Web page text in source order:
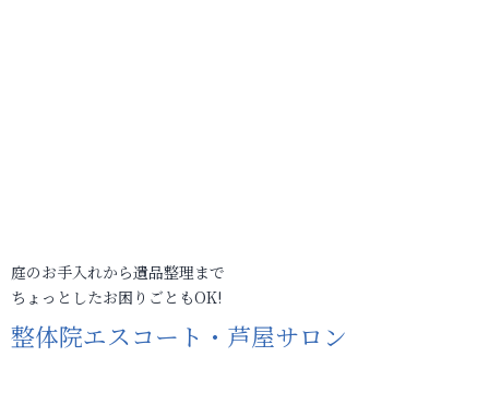
庭のお手入れから遺品整理まで
ちょっとしたお困りごともOK!
整体院エスコート・芦屋サロン